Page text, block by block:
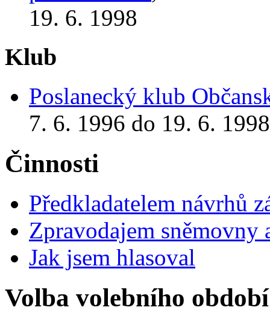
19. 6. 1998
Klub
Poslanecký klub
7. 6. 1996 do 19. 6. 1998
Činnosti
Předkladatelem návrhů
Zpravodajem
Jak jsem hlasoval
Volba volebního období